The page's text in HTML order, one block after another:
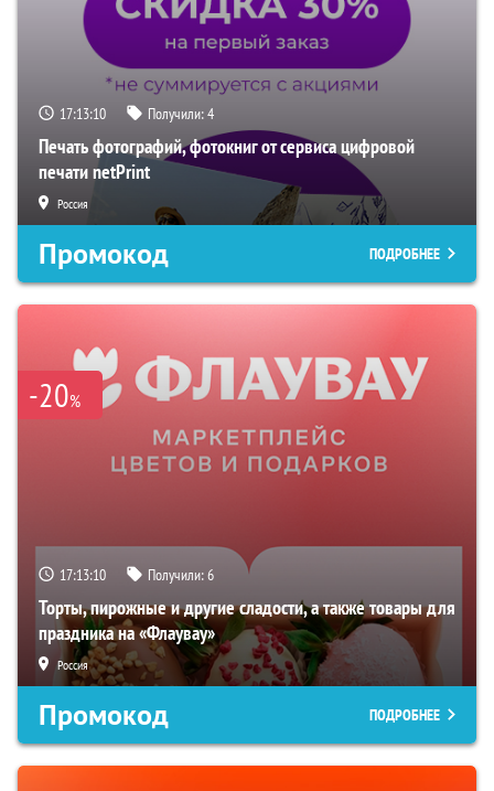
17:13:09 Получили:4
Печать фотографий, фотокниг от сервиса цифровой
печати netPrint
Россия
Промокод ПОДРОБНЕЕ
-20%
17:13:09 Получили:6
Торты, пирожные и другие сладости, а также товары для
праздника на «Флаувау»
Россия
Промокод ПОДРОБНЕЕ